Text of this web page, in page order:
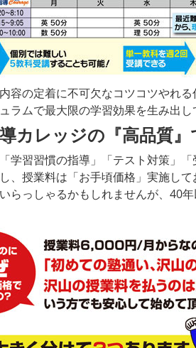
容の定着に不可欠なコツコツやれ
ラムで最大限の学習効果を生み出し
カレッジの『高品質
学習習慣の指導」「テスト対策」
、授業料は「お手頃価格」実施し
らっしゃるかもしれませんが、40